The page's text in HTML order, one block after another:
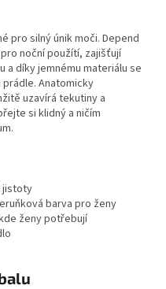
pro silný únik moči. Depend
noční použítí, zajišťují
a díky jemnému materiálu se
Anatomicky
uzavírá tekutiny a
si klidný a ničím
jistoty
barva pro ženy
ženy potřebují